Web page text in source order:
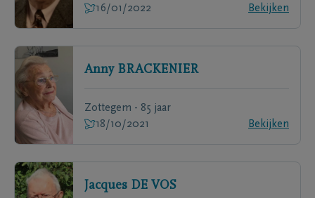
16/01/2022
Bekijken
Anny BRACKENIER
Zottegem - 85 jaar
18/10/2021
Bekijken
Jacques DE VOS